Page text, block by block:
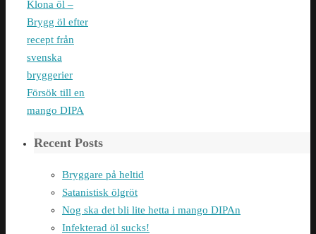
Klona öl –
Brygg öl efter
recept från
svenska
bryggerier
Försök till en
mango DIPA
Recent Posts
Bryggare på heltid
Satanistisk ölgröt
Nog ska det bli lite hetta i mango DIPAn
Infekterad öl sucks!